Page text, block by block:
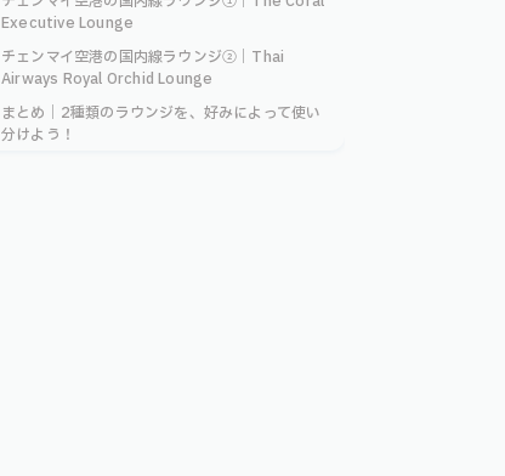
Executive Lounge
チェンマイ空港の国内線ラウンジ②｜Thai
Airways Royal Orchid Lounge
まとめ｜2種類のラウンジを、好みによって使い
分けよう！